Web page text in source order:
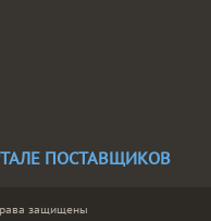
ПОСТАВЩИКОВ
защищены